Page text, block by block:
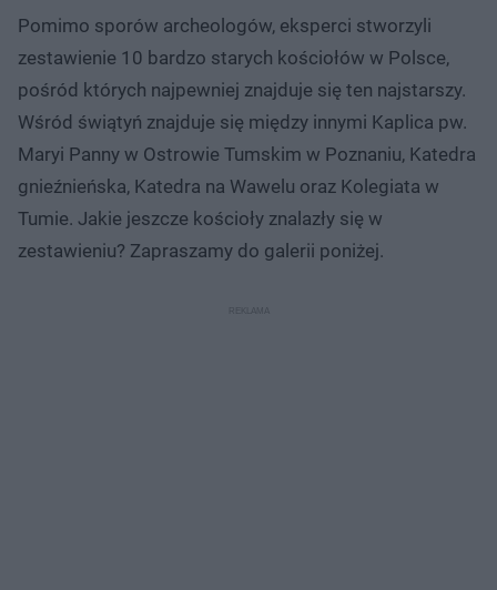
Pomimo sporów archeologów, eksperci stworzyli
zestawienie 10 bardzo starych kościołów w Polsce,
pośród których najpewniej znajduje się ten najstarszy.
Wśród świątyń znajduje się między innymi Kaplica pw.
Maryi Panny w Ostrowie Tumskim w Poznaniu, Katedra
gnieźnieńska, Katedra na Wawelu oraz Kolegiata w
Tumie. Jakie jeszcze kościoły znalazły się w
zestawieniu? Zapraszamy do galerii poniżej.